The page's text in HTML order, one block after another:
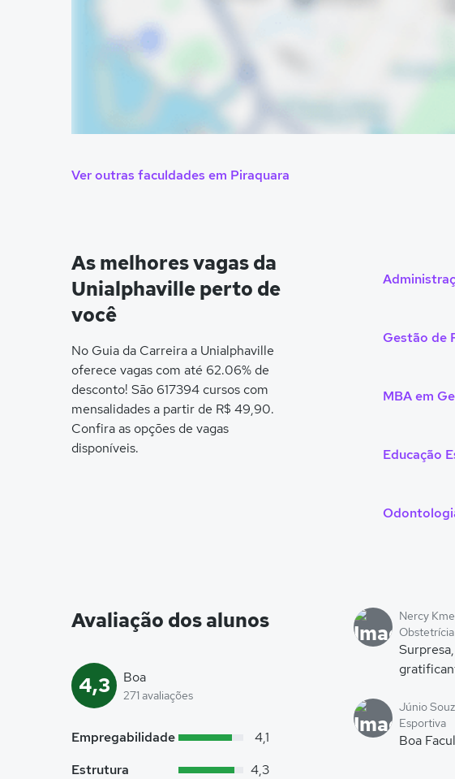
Ver outras faculdades em Piraquara
As melhores vagas da
Unialphaville perto de
você
No Guia da Carreira a Unialphaville
oferece vagas com até 62.06% de
desconto! São 617394 cursos com
mensalidades a partir de R$ 49,90.
Confira as opções de vagas
disponíveis.
Gestão de
Educação
Avaliação dos alunos
4,3 Boa
271 avaliações
Empregabilidade
4,1
Estrutura
4,3
Nercy
Obstetrícia
Surpresa,
Júnio
Esportiva
Boa